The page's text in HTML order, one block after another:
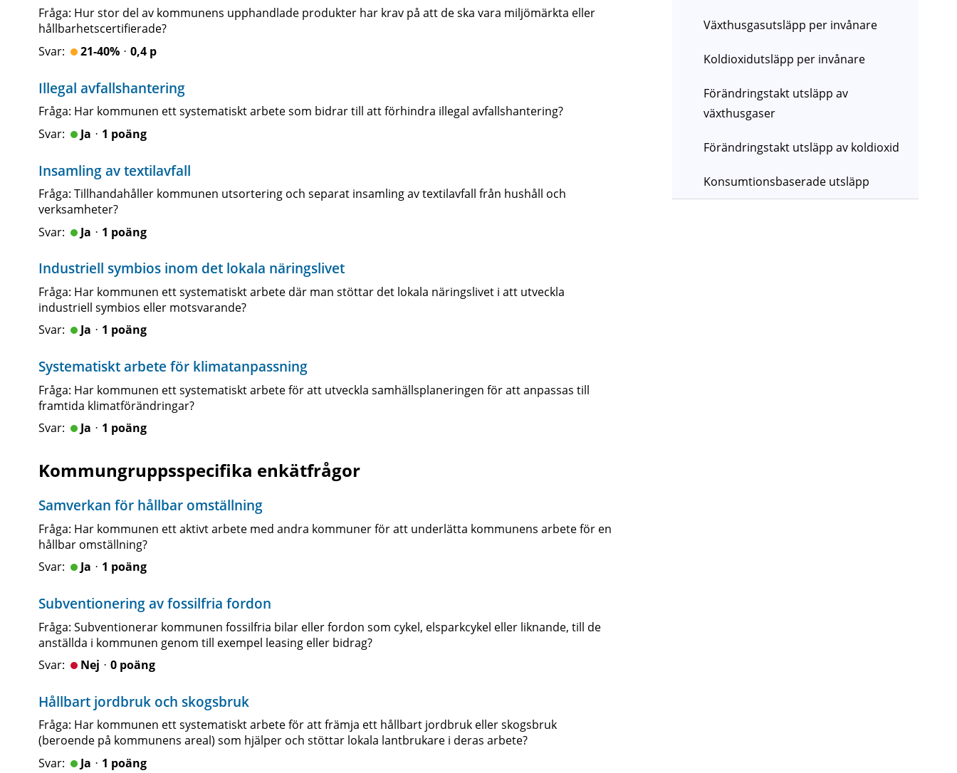
Fråga: Hur stor del av kommunens upphandlade produkter har krav på att de ska vara miljömärkta eller
hållbarhetscertifierade?
21-40%ᆞ0,4 p
Illegal avfallshantering
Fråga: Har kommunen ett systematiskt arbete som bidrar till att förhindra illegal avfallshantering?
Jaᆞ1 poäng
Insamling av textilavfall
Fråga: Tillhandahåller kommunen utsortering och separat insamling av textilavfall från hushåll och
verksamheter?
Jaᆞ1 poäng
Industriell symbios inom det lokala näringslivet
Fråga: Har kommunen ett systematiskt arbete där man stöttar det lokala näringslivet i att utveckla
industriell symbios eller motsvarande?
Jaᆞ1 poäng
Systematiskt arbete för klimatanpassning
Fråga: Har kommunen ett systematiskt arbete för att utveckla samhällsplaneringen för att anpassas till
framtida klimatförändringar?
Jaᆞ1 poäng
Kommungruppsspecifika enkätfrågor
Samverkan för hållbar omställning
Fråga: Har kommunen ett aktivt arbete med andra kommuner för att underlätta kommunens arbete för en
hållbar omställning?
Jaᆞ1 poäng
Subventionering av fossilfria fordon
Fråga: Subventionerar kommunen fossilfria bilar eller fordon som cykel, elsparkcykel eller liknande, till de
anställda i kommunen genom till exempel leasing eller bidrag?
Nejᆞ0 poäng
Hållbart jordbruk och skogsbruk
Fråga: Har kommunen ett systematiskt arbete för att främja ett hållbart jordbruk eller skogsbruk
(beroende på kommunens areal) som hjälper och stöttar lokala lantbrukare i deras arbete?
Jaᆞ1 poäng
Växthusgasutsläpp per invånare
Koldioxidutsläpp per invånare
Förändringstakt utsläpp av
växthusgaser
Förändringstakt utsläpp av koldioxid
Konsumtionsbaserade utsläpp